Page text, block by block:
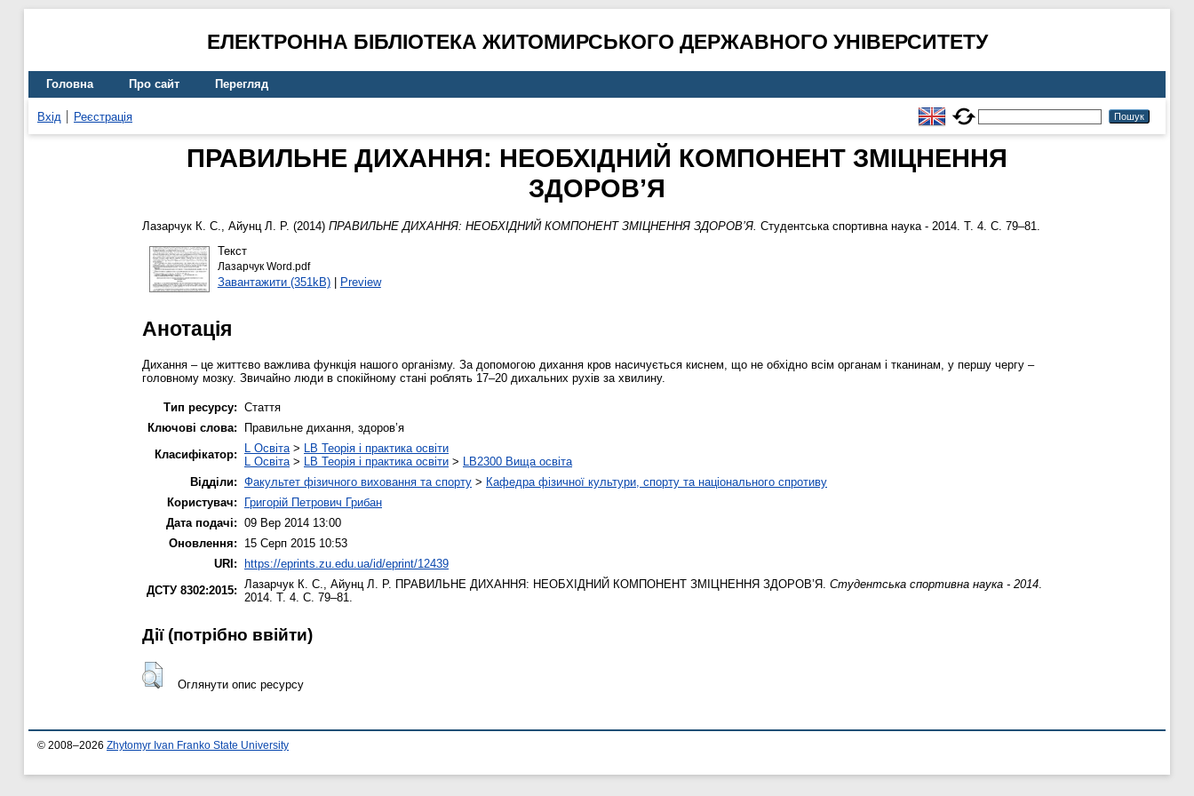
ЕЛЕКТРОННА БІБЛІОТЕКА ЖИТОМИРСЬКОГО ДЕРЖАВНОГО УНІВЕРСИТЕТУ
Головна Про сайт Перегляд
Вхід Реєстрація
ПРАВИЛЬНЕ ДИХАННЯ: НЕОБХІДНИЙ КОМПОНЕНТ ЗМІЦНЕННЯ
ЗДОРОВ’Я
Лазарчук К. С., Айунц Л. Р. (2014) ПРАВИЛЬНЕ ДИХАННЯ: НЕОБХІДНИЙ КОМПОНЕНТ ЗМІЦНЕННЯ ЗДОРОВ’Я. Студентська спортивна наука - 2014. Т. 4. С. 79–81.
Текст
Лазарчук Word.pdf
Завантажити (351kB)| Preview
Анотація
Дихання – це життєво важлива функція нашого організму. За допомогою дихання кров насичується киснем, що не обхідно всім органам і тканинам, у першу чергу –
головному мозку. Звичайно люди в спокійному стані роблять 17–20 дихальних рухів за хвилину.
Тип ресурсу: Стаття
Ключові слова:
Правильне дихання, здоров’я
Класифікатор:
L Освіта > LB Теорія і практика освіти
L Освіта > LB Теорія і практика освіти > LB2300 Вища освіта
Відділи: Факультет фізичного виховання та спорту > Кафедра фізичної культури, спорту та національного спротиву
Користувач:
Григорій Петрович Грибан
Дата подачі: 09 Вер 2014 13:00
Оновлення:
15 Серп 2015 10:53
URI: https://eprints.zu.edu.ua/id/eprint/12439
ДСТУ 8302:2015:
Лазарчук К. С. Айунц Л. Р. ПРАВИЛЬНЕ ДИХАННЯ: НЕОБХІДНИЙ КОМПОНЕНТ ЗМІЦНЕННЯ ЗДОРОВ’Я. Студентська спортивна наука - 2014
2014. Т. 4. С. 79–81.
Дії ​​(потрібно ввійти)
Оглянути опис ресурсу
© 2008–2026 Zhytomyr Ivan Franko State University